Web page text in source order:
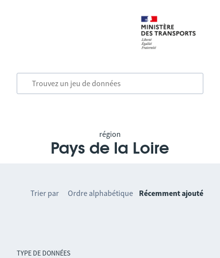
région
Pays de la Loire
TYPE DE DONNÉES
Trier par Ordre alphabétique Récemment ajouté